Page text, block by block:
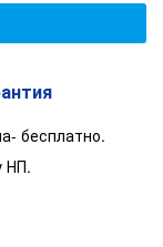
бесплатно.
НП.